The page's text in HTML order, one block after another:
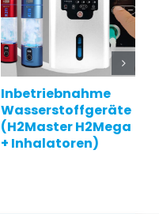
Inbetriebnahme
Wasserstoffgeräte
(H2Master H2Mega
+ Inhalatoren)